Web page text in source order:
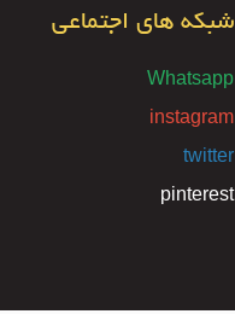
شبکه های اجتماعی
Whatsapp
instagram
twitter
pinterest